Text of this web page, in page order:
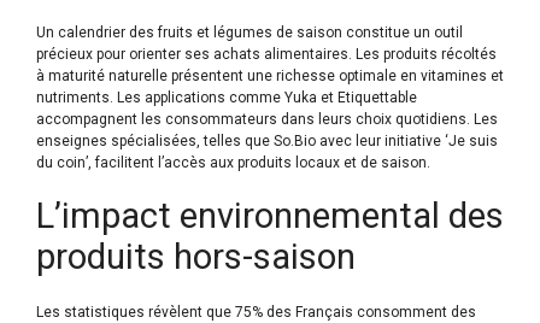
Un calendrier des fruits et légumes de saison constitue un outil
précieux pour orienter ses achats alimentaires. Les produits récoltés
à maturité naturelle présentent une richesse optimale en vitamines et
nutriments. Les applications comme Yuka et Etiquettable
accompagnent les consommateurs dans leurs choix quotidiens. Les
enseignes spécialisées, telles que So.Bio avec leur initiative ‘Je suis
du coin’, facilitent l’accès aux produits locaux et de saison.
L’impact environnemental des
produits hors-saison
Les statistiques révèlent que 75% des Français consomment des